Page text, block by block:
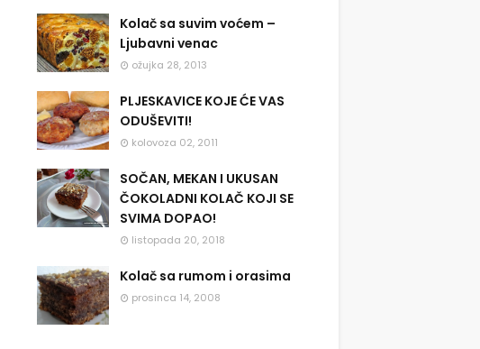
Kolač sa suvim voćem –
Ljubavni venac
ožujka 28, 2013
PLJESKAVICE KOJE ĆE VAS
ODUŠEVITI!
kolovoza 02, 2011
SOČAN, MEKAN I UKUSAN
ČOKOLADNI KOLAČ KOJI SE
SVIMA DOPAO!
listopada 20, 2018
Kolač sa rumom i orasima
prosinca 14, 2008